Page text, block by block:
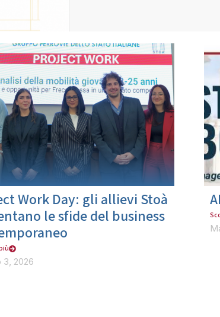
Work Day: gli allievi Stoà
le sfide del business
3, 2026